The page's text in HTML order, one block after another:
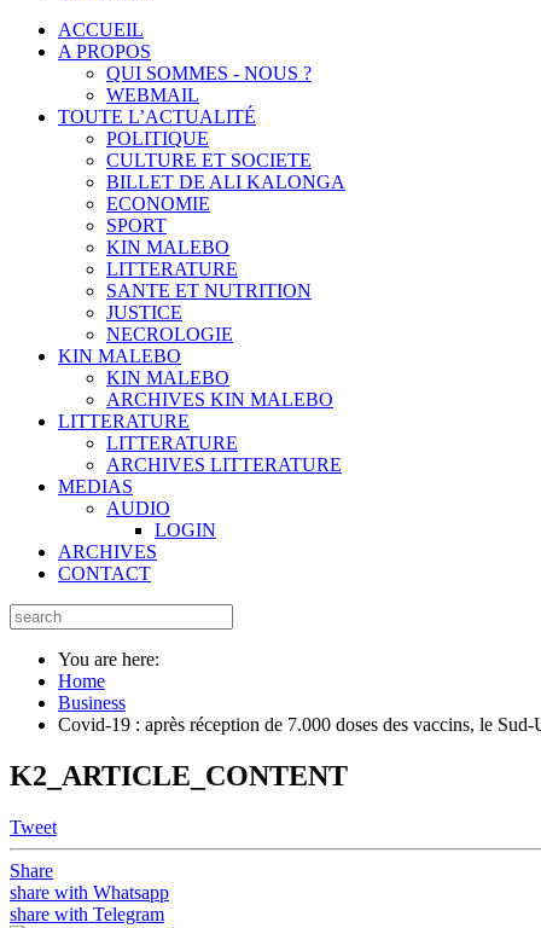
ACCUEIL
A PROPOS
QUI SOMMES - NOUS ?
WEBMAIL
TOUTE L’ACTUALITÉ
POLITIQUE
CULTURE ET SOCIETE
BILLET DE ALI KALONGA
ECONOMIE
SPORT
KIN MALEBO
LITTERATURE
SANTE ET NUTRITION
JUSTICE
NECROLOGIE
KIN MALEBO
KIN MALEBO
ARCHIVES KIN MALEBO
LITTERATURE
LITTERATURE
ARCHIVES LITTERATURE
MEDIAS
AUDIO
LOGIN
ARCHIVES
CONTACT
You are here:
Home
Business
Covid-19 : après réception de 7.000 doses des vaccins, le
K2_ARTICLE_CONTENT
Tweet
Share
share with Whatsapp
share with Telegram